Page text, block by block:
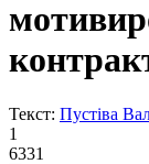
Текст: Пустіва
1
6331